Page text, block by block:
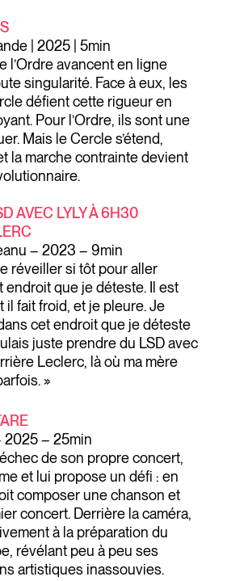
| 2025 | 5min
l’Ordre avancent en ligne
singularité. Face à eux, les
défient cette rigueur en
Pour l’Ordre, ils sont une
Mais le Cercle s’étend,
la marche contrainte devient
AVEC LYLY À 6H30
– 2023 – 9min
réveiller si tôt pour aller
endroit que je déteste. Il est
il fait froid, et je pleure. Je
cet endroit que je déteste
juste prendre du LSD avec
Leclerc, là où ma mère
»
2025 – 25min
de son propre concert,
et lui propose un défi : en
composer une chanson et
concert. Derrière la caméra,
à la préparation du
révélant peu à peu ses
artistiques inassouvies.